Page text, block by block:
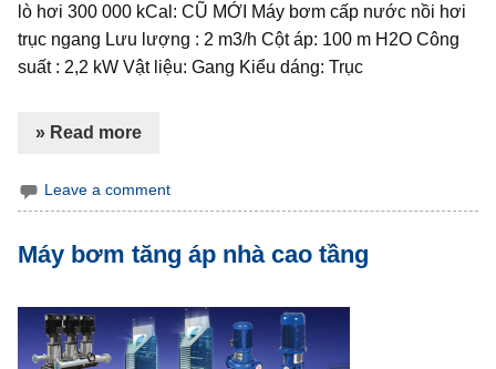
lò hơi 300 000 kCal: CŨ MỚI Máy bơm cấp nước nồi hơi
trục ngang Lưu lượng : 2 m3/h Cột áp: 100 m H2O Công
suất : 2,2 kW Vật liệu: Gang Kiểu dáng: Trục
» Read more
Leave a comment
Máy bơm tăng áp nhà cao tầng